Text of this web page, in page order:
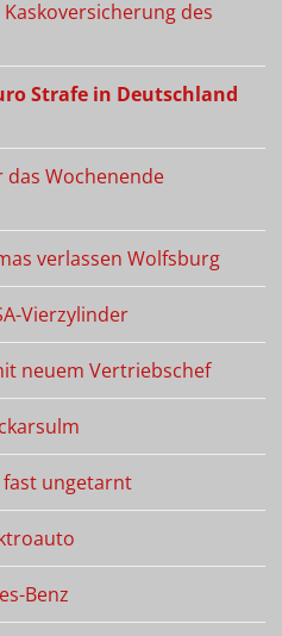
des
Strafe in Deutschland
das Wochenende
verlassen Wolfsburg
Vierzylinder
neuem Vertriebschef
fast ungetarnt
Benz